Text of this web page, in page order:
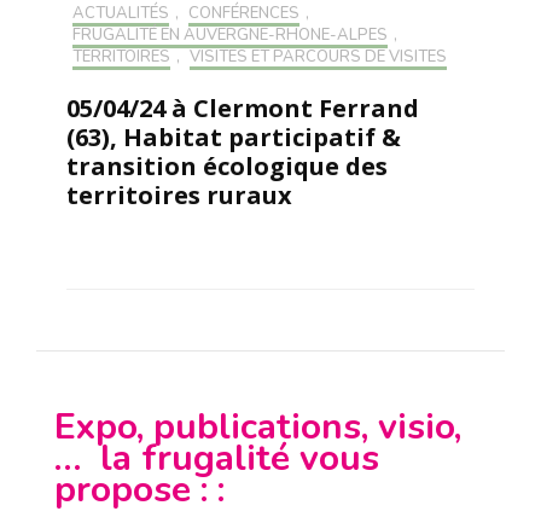
ACTUALITÉS , CONFÉRENCES ,
FRUGALITÉ EN AUVERGNE-RHONE-ALPES ,
TERRITOIRES , VISITES ET PARCOURS DE VISITES
05/04/24 à Clermont Ferrand
(63), Habitat participatif &
transition écologique des
territoires ruraux
Expo, publications, visio,
… la frugalité vous
propose : :